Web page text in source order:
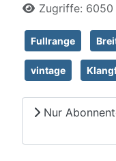
Zugriffe: 6050
Fullrange
vintage
Nur